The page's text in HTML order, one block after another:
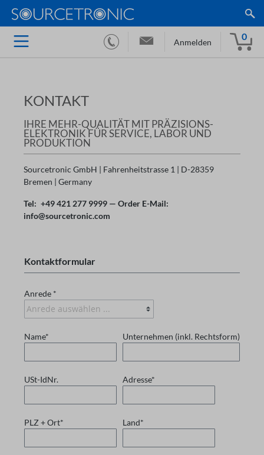
Anmelden
0
KONTAKT
IHRE MEHR-QUALITÄT MIT PRÄZISIONS-
ELEKTRONIK FÜR SERVICE, LABOR UND
PRODUKTION
Sourcetronic GmbH | Fahrenheitstrasse 1 | D-28359
Bremen | Germany
Tel: +49 421 277 9999 — Order E-Mail:
info@sourcetronic.com
Kontaktformular
Anrede *
Name* Unternehmen (inkl. Rechtsform)
USt-IdNr. Adresse*
PLZ + Ort* Land*